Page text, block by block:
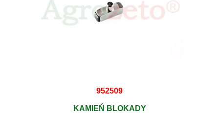
952509
KAMIEŃ BLOKADY